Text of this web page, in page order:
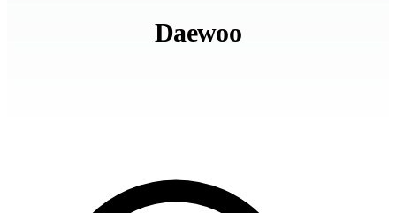
Daewoo